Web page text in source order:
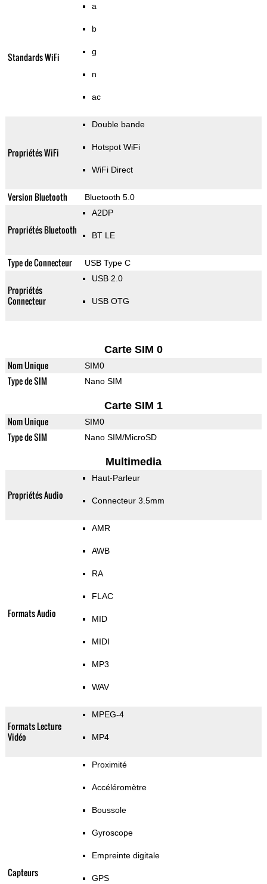
Standards WiFi
a
b
g
n
ac
Propriétés WiFi
Double bande
Hotspot WiFi
WiFi Direct
Version Bluetooth Bluetooth 5.0
Propriétés Bluetooth
A2DP
BT LE
Type de Connecteur USB Type C
Propriétés
Connecteur
USB 2.0
USB OTG
Carte SIM 0
Nom Unique SIM0
Type de SIM Nano SIM
Carte SIM 1
Nom Unique SIM0
Type de SIM Nano SIM/MicroSD
Multimedia
Propriétés Audio
Haut-Parleur
Connecteur 3.5mm
Formats Audio
AMR
AWB
RA
FLAC
MID
MIDI
MP3
WAV
Formats Lecture
Vidéo
MPEG-4
MP4
Capteurs
Proximité
Accéléromètre
Boussole
Gyroscope
Empreinte digitale
GPS